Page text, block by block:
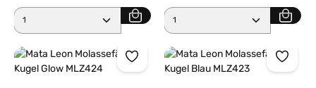
Produkt Anzahl: Gib den gewünschten Wert ein
Produkt Anzahl: Gib den